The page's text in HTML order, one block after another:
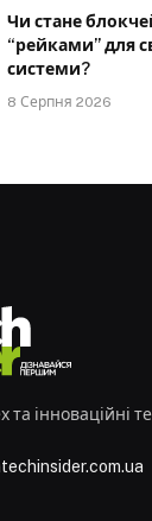
Чи стане
“рейками” для
системи?
8 Серпня 2026
та інноваційні